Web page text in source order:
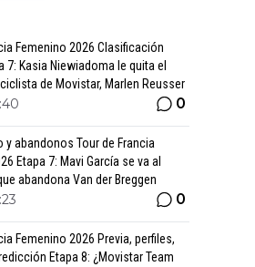
Femenino 2026 Clasificación
7: Kasia Niewiadoma le quita el
de Movistar, Marlen Reusser
0
y abandonos Tour de Francia
Etapa 7: Mavi García se va al
abandona Van der Breggen
0
Femenino 2026 Previa, perfiles,
Etapa 8: ¿Movistar Team